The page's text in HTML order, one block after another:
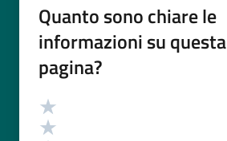
Quanto sono chiare le
informazioni su questa
pagina?
Valutazione